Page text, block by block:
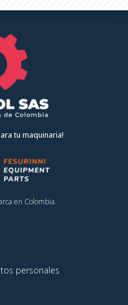
tu maquinaria!
en Colombia.
personales